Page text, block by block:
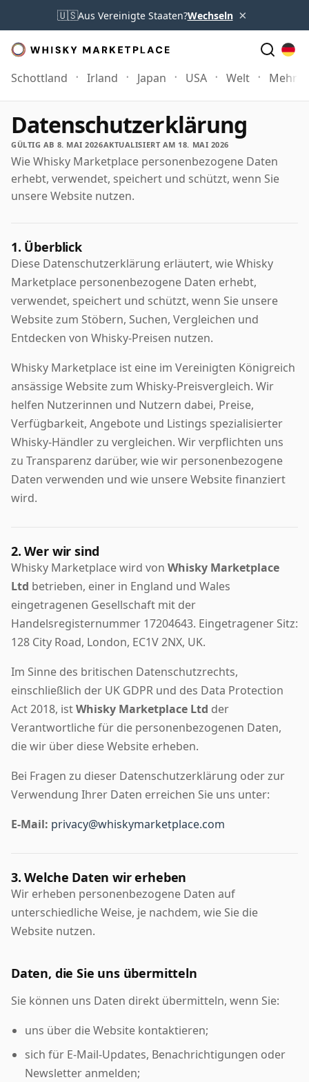
🇺🇸Aus Vereinigte Staaten?Wechseln ×
Schottland Irland Japan USA Welt Mehr
Datenschutzerklärung
GÜLTIG AB 8. MAI 2026AKTUALISIERT AM 18. MAI 2026
Wie Whisky Marketplace personenbezogene Daten
erhebt, verwendet, speichert und schützt, wenn Sie
unsere Website nutzen.
1. Überblick
Diese Datenschutzerklärung erläutert, wie Whisky
Marketplace personenbezogene Daten erhebt,
verwendet, speichert und schützt, wenn Sie unsere
Website zum Stöbern, Suchen, Vergleichen und
Entdecken von Whisky-Preisen nutzen.
Whisky Marketplace ist eine im Vereinigten Königreich
ansässige Website zum Whisky-Preisvergleich. Wir
helfen Nutzerinnen und Nutzern dabei, Preise,
Verfügbarkeit, Angebote und Listings spezialisierter
Whisky-Händler zu vergleichen. Wir verpflichten uns
zu Transparenz darüber, wie wir personenbezogene
Daten verwenden und wie unsere Website finanziert
wird.
2. Wer wir sind
Whisky Marketplace wird von Whisky Marketplace
Ltd betrieben, einer in England und Wales
eingetragenen Gesellschaft mit der
Handelsregisternummer 17204643. Eingetragener Sitz:
128 City Road, London, EC1V 2NX, UK.
Im Sinne des britischen Datenschutzrechts,
einschließlich der UK GDPR und des Data Protection
Act 2018, istWhisky Marketplace Ltd der
Verantwortliche für die personenbezogenen Daten,
die wir über diese Website erheben.
Bei Fragen zu dieser Datenschutzerklärung oder zur
Verwendung Ihrer Daten erreichen Sie uns unter:
E-Mail: privacy@whiskymarketplace.com
3. Welche Daten wir erheben
Wir erheben personenbezogene Daten auf
unterschiedliche Weise, je nachdem, wie Sie die
Website nutzen.
Daten, die Sie uns übermitteln
Sie können uns Daten direkt übermitteln, wenn Sie:
uns über die Website kontaktieren;
sich für E-Mail-Updates, Benachrichtigungen oder
Newsletter anmelden;